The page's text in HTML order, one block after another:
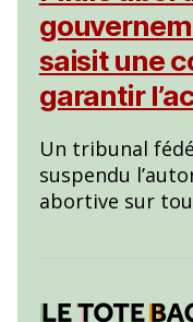
saisit une
garantir
Un tribunal
suspendu
abortive sur